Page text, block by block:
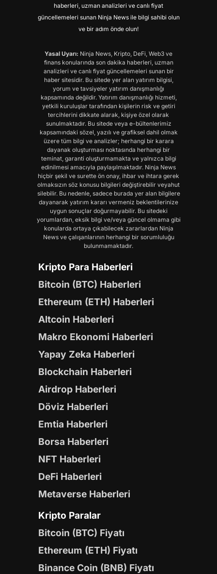
haberleri, uzman analizleri ve canlı fiyat
güncellemeleri sunan Ninja News ile bilgi sahibi olun
ve bir adım önde olun!
Yasal Uyarı: Ninja News, Kripto, DeFi, Web3 ve
finans konularında son dakika haberleri, uzman
analizleri ve canlı fiyat güncellemeleri sunan bir
haber sitesidir. Bu sitede yer alan yatırım bilgisi,
yorum ve tavsiyeler yatırım danışmanlığı
kapsamında değildir. Yatırım danışmanlığı hizmeti,
yetkili kuruluşlar tarafından kişilerin risk ve getiri
tercihlerini dikkate alarak, kişiye özel olarak
sunulmaktadır. Bu sitede veya e-bültenlerimiz
kapsamındaki sözel, yazılı ve grafiksel dahil olmak
üzere tüm bilgi ve analizler; herhangi bir karara
dayanak oluşturması noktasında herhangi bir
teminat, garanti oluşturmamakta ve yalnızca bilgi
edinilmesi amacıyla paylaşılmaktadır. Ninja News
hiçbir şekil ve surette ön onay, ihbar ve ihtara gerek
olmaksızın söz konusu bilgileri değiştirebilir veyahut
silebilir. Bu nedenle, sadece burada yer alan bilgilere
dayanarak yatırım kararı vermeniz beklentilerinize
uygun sonuçlar doğurmayabilir. Bu sitedeki
yorumlardan, eksik bilgi ve/veya güncel olmama gibi
konularda ortaya çıkabilecek zararlardan Ninja
News ve çalışanlarının herhangi bir sorumluluğu
bulunmamaktadır.
Kripto Para Haberleri
Bitcoin (BTC) Haberleri
Ethereum (ETH) Haberleri
Altcoin Haberleri
Makro Ekonomi Haberleri
Yapay Zeka Haberleri
Blockchain Haberleri
Airdrop Haberleri
Döviz Haberleri
Emtia Haberleri
Borsa Haberleri
NFT Haberleri
DeFi Haberleri
Metaverse Haberleri
Kripto Paralar
Bitcoin (BTC) Fiyatı
Ethereum (ETH) Fiyatı
Binance Coin (BNB) Fiyatı